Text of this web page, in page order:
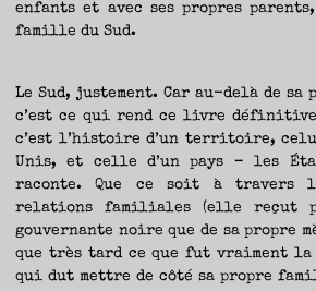
enfants et avec ses propres
famille du Sud.
Le Sud, justement. Car au-delà de
c’est ce qui rend ce livre
c’est l’histoire d’un territoire,
Unis, et celle d’un pays – les
raconte. Que ce soit à travers
relations familiales (elle reçut
gouvernante noire que de sa propre
que très tard ce que fut vraiment la
qui dut mettre de côté sa propre